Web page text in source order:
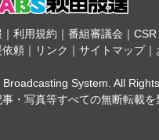
｜ 利用規約 ｜ 番組審議会 ｜ CSR
依頼 ｜ リンク ｜ サイトマップ｜
System. All
・写真等すべての無断転載を